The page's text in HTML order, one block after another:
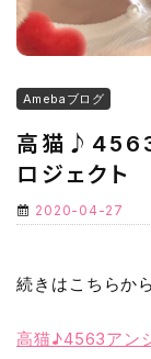
Amebaブログ
高猫
ロジェクト
2020-04-27
続きはこちらか
高猫♪4563アン